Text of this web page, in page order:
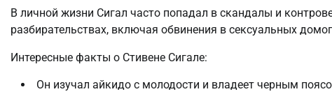
В личной жизни Сигал часто попадал в скандалы и
разбирательствах, включая обвинения в сексуальных
Интересные факты о Стивене Сигале:
Он изучал айкидо с молодости и владеет черным